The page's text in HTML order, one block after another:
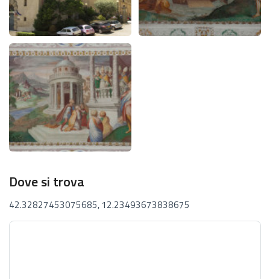
Dove si trova
42.32827453075685, 12.23493673838675